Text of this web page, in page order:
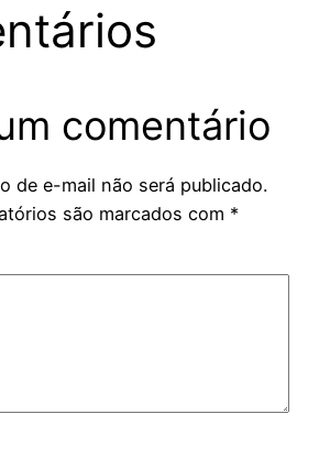
comentário
de e-mail não será publicado.
são marcados com *